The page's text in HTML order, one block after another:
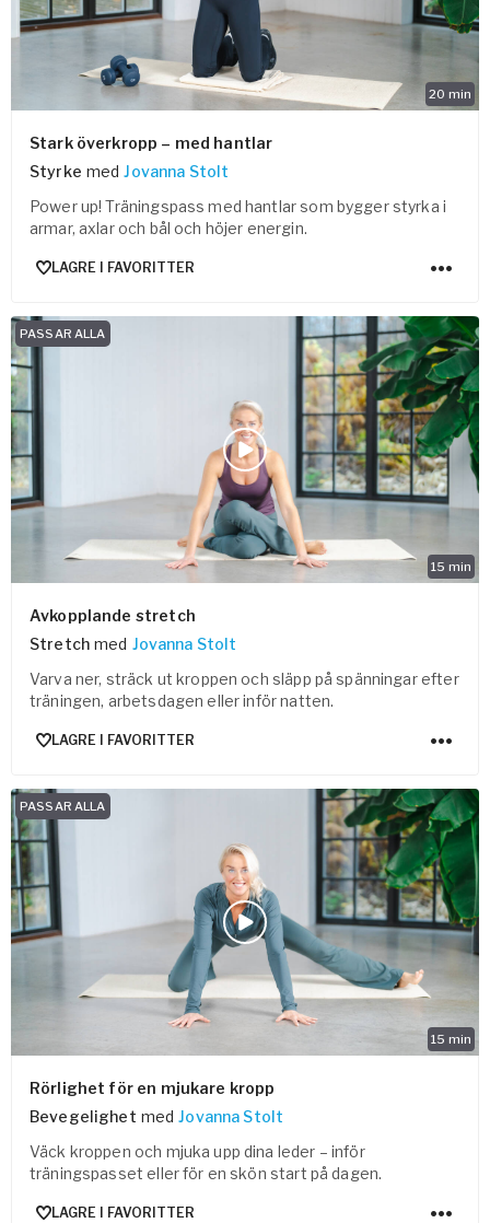
20 min
Stark överkropp – med hantlar
Styrke med Jovanna Stolt
Power up! Träningspass med hantlar som bygger styrka i
armar, axlar och bål och höjer energin.
LAGRE I FAVORITTER
15 min
PASSAR ALLA
Avkopplande stretch
Stretch med Jovanna Stolt
Varva ner, sträck ut kroppen och släpp på spänningar efter
träningen, arbetsdagen eller inför natten.
LAGRE I FAVORITTER
15 min
PASSAR ALLA
Rörlighet för en mjukare kropp
Bevegelighet med Jovanna Stolt
Väck kroppen och mjuka upp dina leder – inför
träningspasset eller för en skön start på dagen.
LAGRE I FAVORITTER